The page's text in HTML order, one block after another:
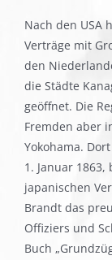
Nach den USA
Verträge mit
den
die Städte
geöffnet. Die
Fremden aber
Yokohama.
1. Januar
japanischen
Brandt das
Offiziers und
Buch